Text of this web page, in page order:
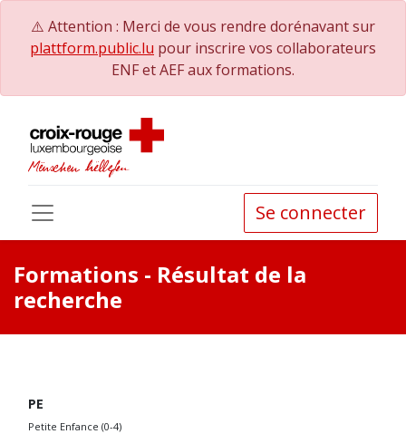
⚠️ Attention : Merci de vous rendre dorénavant sur
plattform.public.lu pour inscrire vos collaborateurs
ENF et AEF aux formations.
Se connecter
Formations - Résultat de la
recherche
PE
Petite Enfance (0-4)